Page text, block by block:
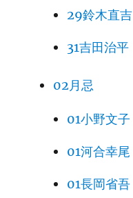
29鈴木直吉
31吉田治平
02月忌
01小野文子
01河合幸尾
01長岡省吾